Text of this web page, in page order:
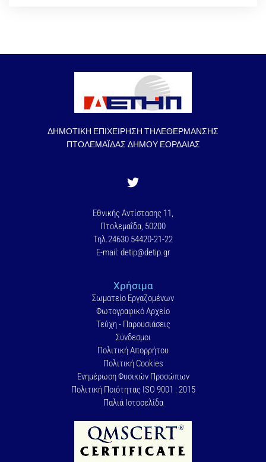
ΔΗΜΟΤΙΚΗ ΕΠΙΧΕΙΡΗΣΗ ΤΗΛΕΘΕΡΜΑΝΣΗΣ
ΠΤΟΛΕΜΑΪΔΑΣ ΔΗΜΟΥ ΕΟΡΔΑΙΑΣ
Εθνικής Αντίστασης 11,
Πτολεμαΐδα, 50200
Τηλ.24630 54420-21-22
E-mail: detip@detip.gr
Χρήσιμα
Σωματείο Εργαζομένων
Φωτογραφικό Αρχείο
Τεύχη - Παρουσιάσεις
Σύνδεσμοι
Πολιτική Απορρήτου
Πολιτική Cookies
Ενημέρωση Φυσικών Προσώπων
Πολιτική Ποιότητας ISO 9001 : 2015
Παλιά Ιστοσελίδα